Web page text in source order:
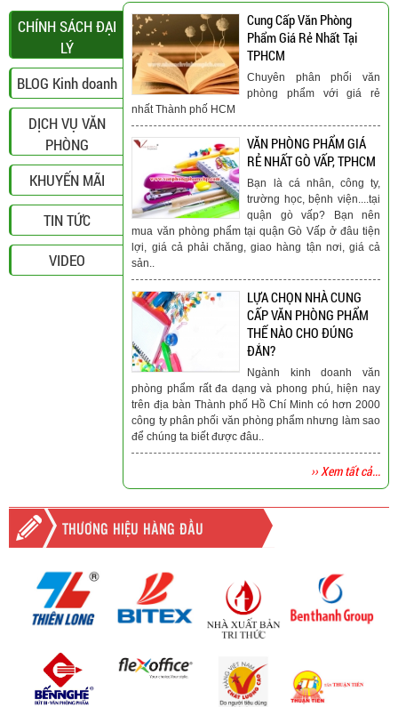
CHÍNH SÁCH ĐẠI
LÝ
BLOG Kinh doanh
DỊCH VỤ VĂN
PHÒNG
KHUYẾN MÃI
TIN TỨC
VIDEO
Cung Cấp Văn Phòng
Phẩm Giá Rẻ Nhất Tại
TPHCM
Chuyên phân phối văn
phòng phẩm với giá rẻ
nhất Thành phố HCM
VĂN PHÒNG PHẨM GIÁ
RẺ NHẤT GÒ VẤP, TPHCM
Bạn là cá nhân, công ty,
trường học, bệnh viện....tại
quận gò vấp? Bạn nên
mua văn phòng phẩm tại quận Gò Vấp ở đâu tiện
lợi, giá cả phải chăng, giao hàng tận nơi, giá cả
sản..
LỰA CHỌN NHÀ CUNG
CẤP VĂN PHÒNG PHẨM
THẾ NÀO CHO ĐÚNG
ĐẮN?
Ngành kinh doanh văn
phòng phẩm rất đa dạng và phong phú, hiện nay
trên địa bàn Thành phố Hồ Chí Minh có hơn 2000
công ty phân phối văn phòng phẩm nhưng làm sao
để chúng ta biết được đâu..
›› Xem tất cả...
THƯƠNG HIỆU HÀNG ĐẦU